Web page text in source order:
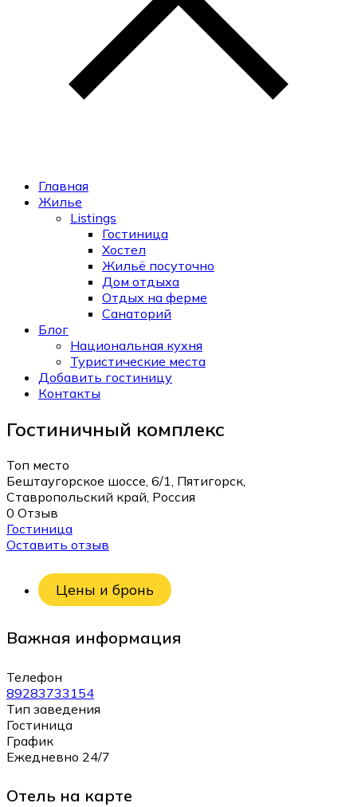
Главная
Жилье
Listings
Гостиница
Хостел
Жильё посуточно
Дом отдыха
Отдых на ферме
Санаторий
Блог
Национальная кухня
Туристические места
Добавить гостиницу
Контакты
Гостиничный комплекс
Топ место
Бештаугорское шоссе, 6/1, Пятигорск,
Ставропольский край, Россия
0 Отзыв
Гостиница
Оставить отзыв
Цены и бронь
Важная информация
Телефон
89283733154
Тип заведения
Гостиница
График
Ежедневно 24/7
Отель на карте